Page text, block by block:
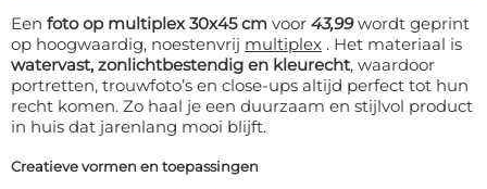
Een foto op multiplex 30x45 cm voor 43,99wordt geprint
op hoogwaardig, noestenvrij multiplex . Het materiaal is
watervast, zonlichtbestendig en kleurecht, waardoor
portretten, trouwfoto’s en close-ups altijd perfect tot hun
recht komen. Zo haal je een duurzaam en stijlvol product
in huis dat jarenlang mooi blijft.
Creatieve vormen en toepassingen